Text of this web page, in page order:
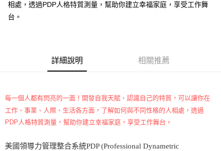
相處，透過PDP人格特質測量，幫助你建立幸福家庭，享受工作舞
台。
詳細說明 相關推薦
每一個人都有閃亮的一面！開發自我天賦、認識自己的特質，可以讓你在
工作、事業、人際、生活各方面，了解如何與不同性格的人相處，透過
PDP人格特質測量，幫助你建立幸福家庭，享受工作舞台。
美國領導力管理整合系統PDP (Professional Dynametric